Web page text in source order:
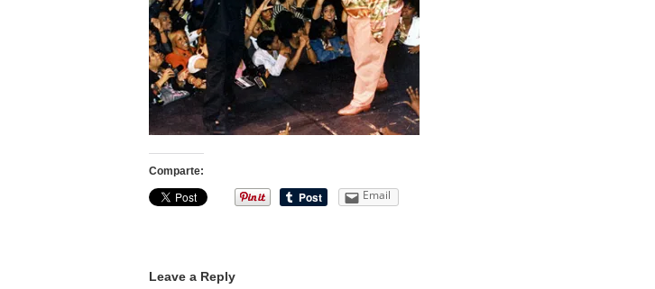
Comparte:
Email
Leave a Reply